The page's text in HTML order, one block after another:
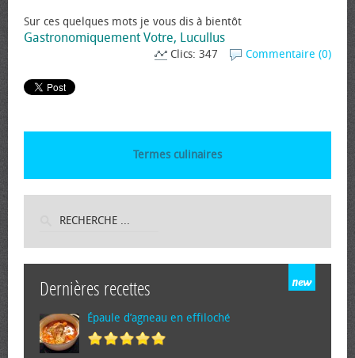
Sur ces quelques mots je vous dis à bientôt
Gastronomiquement Votre, Lucullus
Commentaire (0)
Clics: 347
Termes culinaires
Dernières recettes
Épaule d’agneau en effiloché